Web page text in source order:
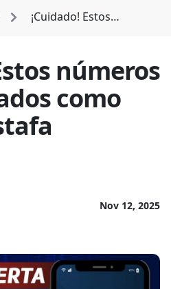

¡Cuidado! Estos
números
como
Nov 12, 2025